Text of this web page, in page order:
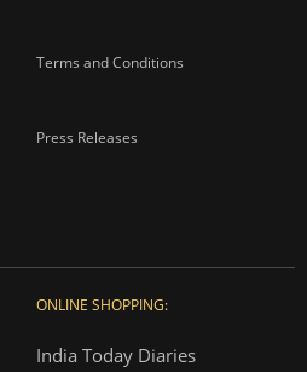
Terms and Conditions
Press Releases
ONLINE SHOPPING:
India Today Diaries